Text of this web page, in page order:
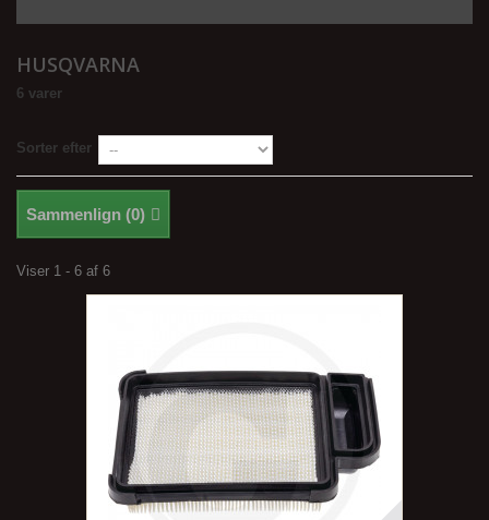
HUSQVARNA
6 varer
Sorter efter
Sammenlign (0)
Viser 1 - 6 af 6